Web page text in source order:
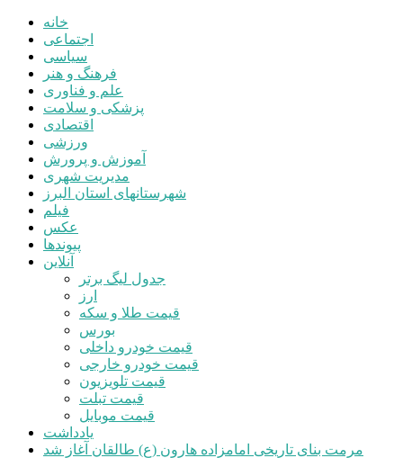
خانه
اجتماعی
سیاسی
فرهنگ و هنر
علم و فناوری
پزشکی و سلامت
اقتصادی
ورزشی
آموزش و پرورش
مدیریت شهری
شهرستانهای استان البرز
فیلم
عکس
پیوندها
آنلاین
جدول لیگ برتر
ارز
قیمت طلا و سکه
بورس
قیمت خودرو داخلی
قیمت خودرو خارجی
قیمت تلویزیون
قیمت تبلت
قیمت موبایل
یادداشت
مرمت بنای تاریخی امامزاده هارون (ع) طالقان آغاز شد